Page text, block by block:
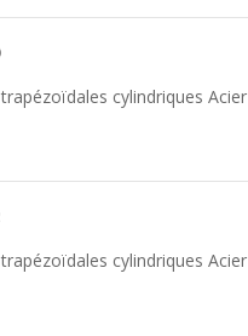
cylindriques
cylindriques